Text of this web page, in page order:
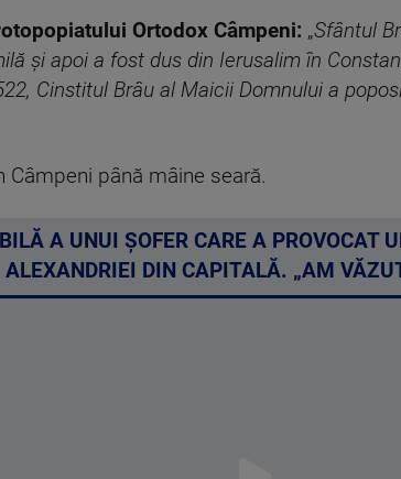
Ortodox Câmpeni: „Sfântul
și apoi a fost dus din Ierusalim în
Cinstitul Brâu al Maicii Domnului a
Câmpeni până mâine seară.
A UNUI ȘOFER CARE A PROVOCAT
ALEXANDRIEI DIN CAPITALĂ. „AM